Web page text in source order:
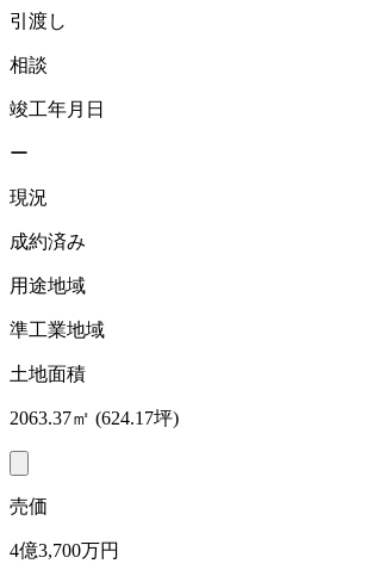
引渡し
相談
竣工年月日
ー
現況
成約済み
用途地域
準工業地域
土地面積
2063.37㎡ (624.17坪)
売価
4億3,700万円